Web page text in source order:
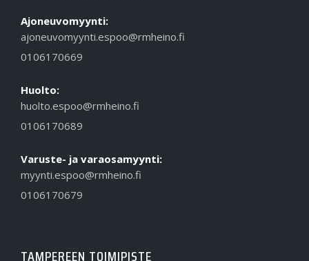
Ajoneuvomyynti:
ajoneuvomyynti.espoo@rmheino.fi
0106170669
Huolto:
huolto.espoo@rmheino.fi
0106170689
Varuste- ja varaosamyynti:
myynti.espoo@rmheino.fi
0106170679
TAMPEREEN TOIMIPISTE